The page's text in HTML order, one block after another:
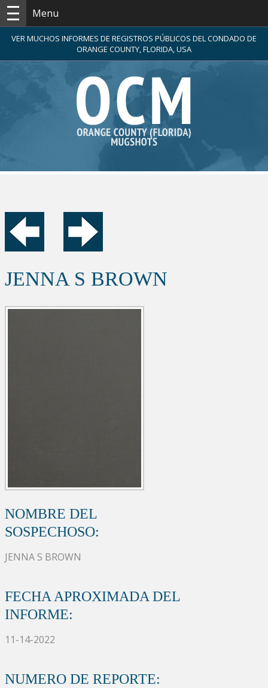
Menu
VER MUCHOS INFORMES DE REGISTROS PÚBLICOS DEL CONDADO DE
ORANGE COUNTY, FLORIDA, USA
JENNA S BROWN
NOMBRE DEL
SOSPECHOSO:
JENNA S BROWN
FECHA APROXIMADA DEL
INFORME:
11-14-2022
NUMERO DE REPORTE: